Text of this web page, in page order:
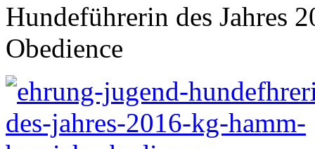
Hundeführerin des Jahres
Obedience